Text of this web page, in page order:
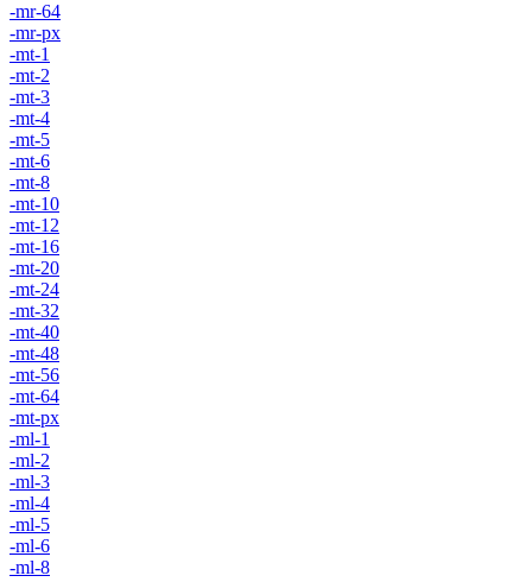
-mr-64
-mr-px
-mt-1
-mt-2
-mt-3
-mt-4
-mt-5
-mt-6
-mt-8
-mt-10
-mt-12
-mt-16
-mt-20
-mt-24
-mt-32
-mt-40
-mt-48
-mt-56
-mt-64
-mt-px
-ml-1
-ml-2
-ml-3
-ml-4
-ml-5
-ml-6
-ml-8